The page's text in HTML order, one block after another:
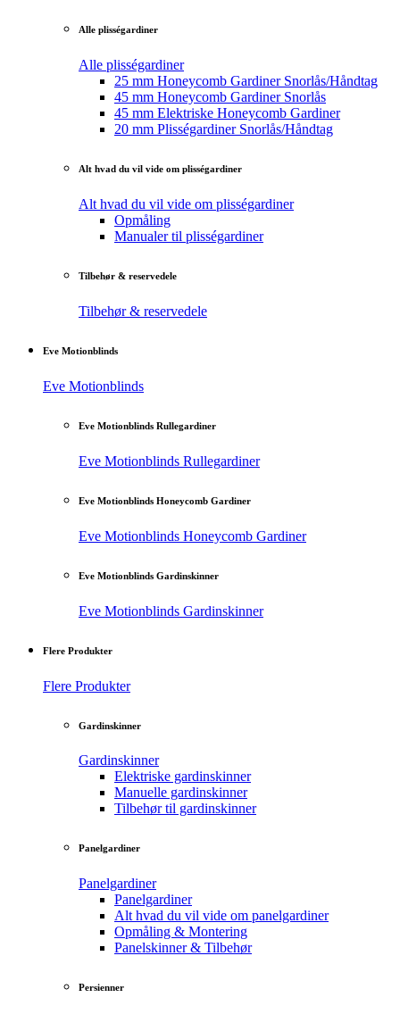
Alle plisségardiner
Alle plisségardiner
25 mm Honeycomb Gardiner Snorlås/Håndtag
45 mm Honeycomb Gardiner Snorlås
45 mm Elektriske Honeycomb Gardiner
20 mm Plisségardiner Snorlås/Håndtag
Alt hvad du vil vide om plisségardiner
Alt hvad du vil vide om plisségardiner
Opmåling
Manualer til plisségardiner
Tilbehør & reservedele
Tilbehør & reservedele
Eve Motionblinds
Eve Motionblinds
Eve Motionblinds Rullegardiner
Eve Motionblinds Rullegardiner
Eve Motionblinds Honeycomb Gardiner
Eve Motionblinds Honeycomb Gardiner
Eve Motionblinds Gardinskinner
Eve Motionblinds Gardinskinner
Flere Produkter
Flere Produkter
Gardinskinner
Gardinskinner
Elektriske gardinskinner
Manuelle gardinskinner
Tilbehør til gardinskinner
Panelgardiner
Panelgardiner
Panelgardiner
Alt hvad du vil vide om panelgardiner
Opmåling & Montering
Panelskinner & Tilbehør
Persienner